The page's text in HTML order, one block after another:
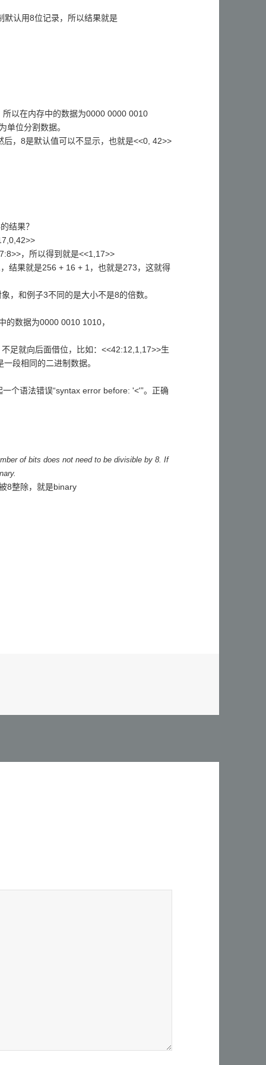
默认用8位记录，所以结果就是
所以在内存中的数据为0000 0000 0010
单位分割数据。
，8是默认值可以不显示，也就是<<0, 42>>
结果？
，所以得到就是<<1,17>>
结果就是256 + 16 + 1，也就是273，这就得
，和例子3不同的是大小不是8的倍数。
的数据为0000 0010 1010，
足就向后面借位，比如：<<42:12,1,17>>生
段相同的二进制数据。
个语法错误“syntax error before: '<'”。正确
of bits does not need to be divisible by 8. If
8整除，就是binary